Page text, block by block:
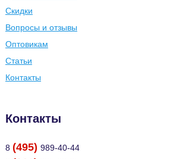
Скидки
Вопросы и отзывы
Оптовикам
Статьи
Контакты
Контакты
8 (495) 989-40-44